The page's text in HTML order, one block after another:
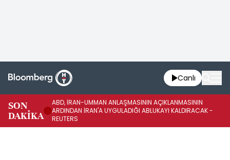
Canlı
SON
DAKİKA
ABD, İRAN-UMMAN ANLAŞMASININ AÇIKLANMASININ
ARDINDAN İRAN'A UYGULADIĞI ABLUKAYI KALDIRACAK -
REUTERS